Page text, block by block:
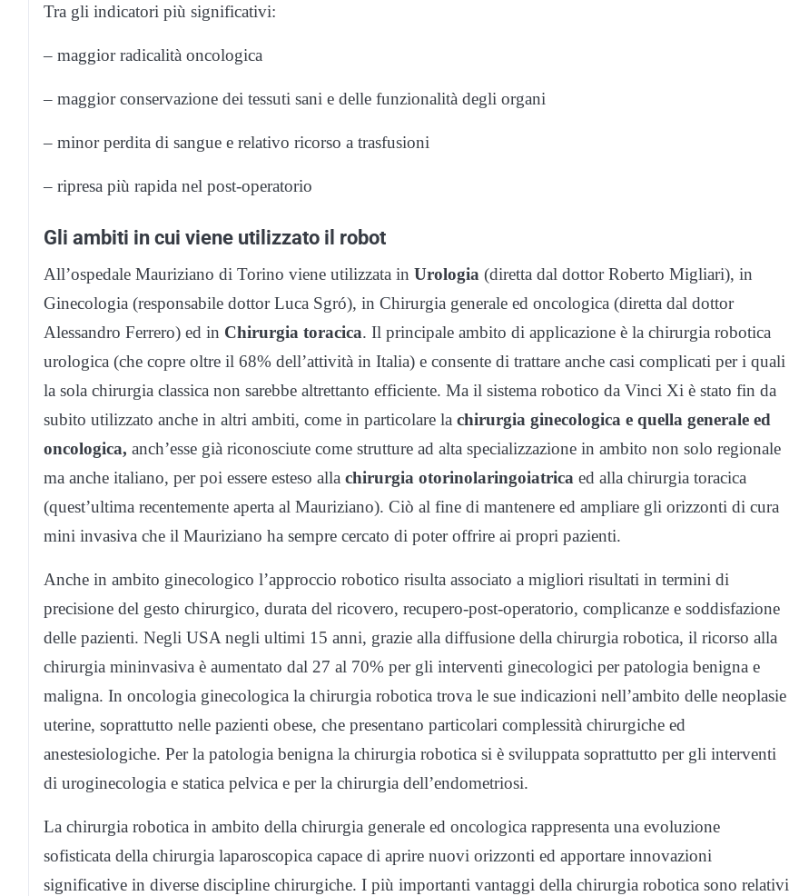
Tra gli indicatori più significativi:
– maggior radicalità oncologica
– maggior conservazione dei tessuti sani e delle funzionalità degli organi
– minor perdita di sangue e relativo ricorso a trasfusioni
– ripresa più rapida nel post-operatorio
Gli ambiti in cui viene utilizzato il robot
All’ospedale Mauriziano di Torino viene utilizzata in Urologia (diretta dal dottor Roberto Migliari), in
Ginecologia (responsabile dottor Luca Sgró), in Chirurgia generale ed oncologica (diretta dal dottor
Alessandro Ferrero) ed in Chirurgia toracica. Il principale ambito di applicazione è la chirurgia robotica
urologica (che copre oltre il 68% dell’attività in Italia) e consente di trattare anche casi complicati per i quali
la sola chirurgia classica non sarebbe altrettanto efficiente. Ma il sistema robotico da Vinci Xi è stato fin da
subito utilizzato anche in altri ambiti, come in particolare la chirurgia ginecologica e quella generale ed
oncologica, anch’esse già riconosciute come strutture ad alta specializzazione in ambito non solo regionale
ma anche italiano, per poi essere esteso alla chirurgia otorinolaringoiatrica ed alla chirurgia toracica
(quest’ultima recentemente aperta al Mauriziano). Ciò al fine di mantenere ed ampliare gli orizzonti di cura
mini invasiva che il Mauriziano ha sempre cercato di poter offrire ai propri pazienti.
Anche in ambito ginecologico l’approccio robotico risulta associato a migliori risultati in termini di
precisione del gesto chirurgico, durata del ricovero, recupero-post-operatorio, complicanze e soddisfazione
delle pazienti. Negli USA negli ultimi 15 anni, grazie alla diffusione della chirurgia robotica, il ricorso alla
chirurgia mininvasiva è aumentato dal 27 al 70% per gli interventi ginecologici per patologia benigna e
maligna. In oncologia ginecologica la chirurgia robotica trova le sue indicazioni nell’ambito delle neoplasie
uterine, soprattutto nelle pazienti obese, che presentano particolari complessità chirurgiche ed
anestesiologiche. Per la patologia benigna la chirurgia robotica si è sviluppata soprattutto per gli interventi
di uroginecologia e statica pelvica e per la chirurgia dell’endometriosi.
La chirurgia robotica in ambito della chirurgia generale ed oncologica rappresenta una evoluzione
sofisticata della chirurgia laparoscopica capace di aprire nuovi orizzonti ed apportare innovazioni
significative in diverse discipline chirurgiche. I più importanti vantaggi della chirurgia robotica sono relativi